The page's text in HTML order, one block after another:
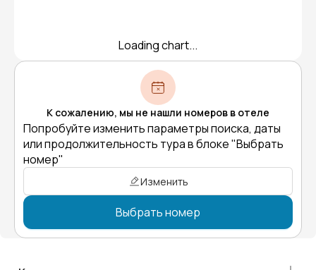
Loading chart...
К сожалению, мы не нашли номеров в отеле
Попробуйте изменить параметры поиска, даты
или продолжительность тура в блоке "Выбрать
номер"
Изменить
Выбрать номер